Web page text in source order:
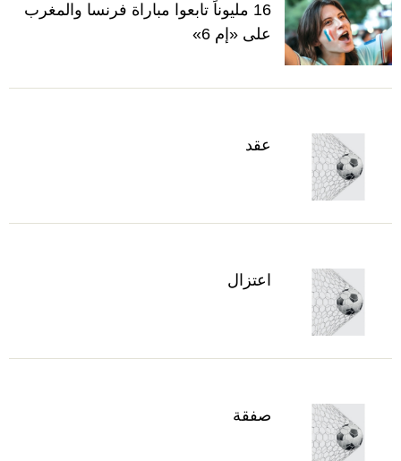
16 مليوناً تابعوا مباراة فرنسا والمغرب
على «إم 6»
عقد
اعتزال
صفقة